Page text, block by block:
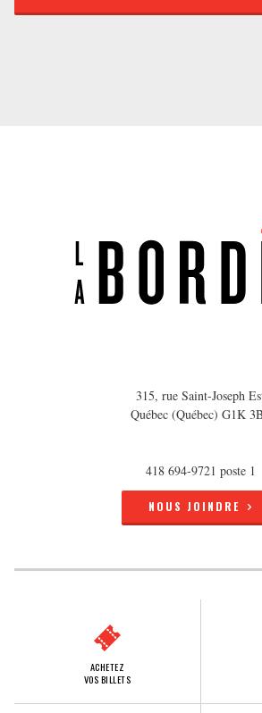
315, rue Saint-Joseph
Québec (Québec) G1K
418 694-9721 poste 1
NOUS JOINDRE
ACHETEZ
VOS BILLETS